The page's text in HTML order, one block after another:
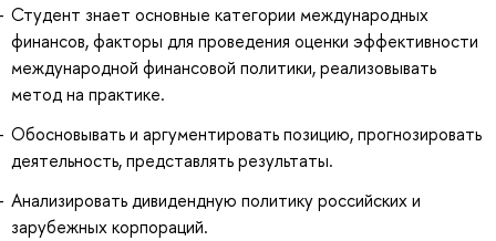
Студент знает основные категории международных
финансов, факторы для проведения оценки эффективности
международной финансовой политики, реализовывать
метод на практике.
Обосновывать и аргументировать позицию, прогнозировать
деятельность, представлять результаты.
Анализировать дивидендную политику российских и
зарубежных корпораций.